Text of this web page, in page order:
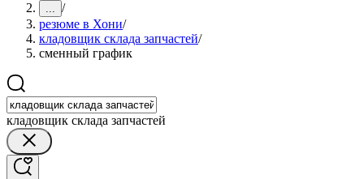
... /
резюме в Хони/
кладовщик склада запчастей/
сменный график
кладовщик склада запчастей